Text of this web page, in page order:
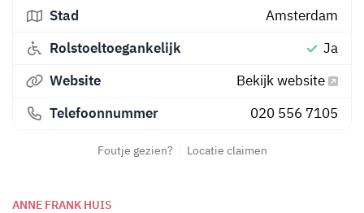
ANNE FRANK HUIS
Stad
Amsterdam
Rolstoeltoegankelijk
Ja
Website
Bekijk website
Telefoonnummer
020 556 7105
Foutje gezien? Locatie claimen